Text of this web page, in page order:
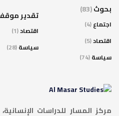
بحوث(83)
اجتماع(4)
اقتصاد(5)
سياسة(74)
تقدير
اقتصاد(1)
سياسة(28)
مركز المسار للدراسات